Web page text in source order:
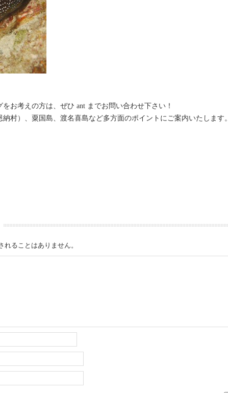
お考えの方は、ぜひ ant までお問い合わせ下さい！
村）、粟国島、渡名喜島など多方面のポイントにご案内いたします。
れることはありません。